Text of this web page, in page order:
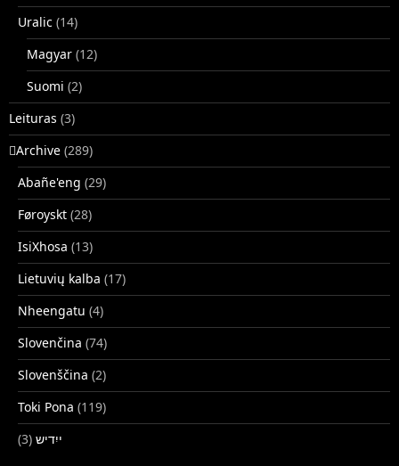
Uralic (14)
Magyar (12)
Suomi (2)
Leituras (3)
􏿽Archive (289)
Abañe'eng (29)
Føroyskt (28)
IsiXhosa (13)
Lietuvių kalba (17)
Nheengatu (4)
Slovenčina (74)
Slovenščina (2)
Toki Pona (119)
ייִדיש (3)